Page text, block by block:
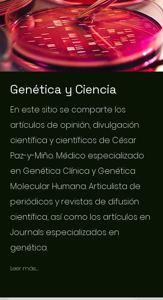
Genética y Ciencia
En este sitio se comparte los
artículos de opinión, divulgación
científica y científicos de César
Paz-y-Miño. Médico especializado
en Genética Clínica y Genética
Molecular Humana. Articulista de
periódicos y revistas de difusión
científica, así como los artículos en
Journals especializados en
genética.
Leer más...